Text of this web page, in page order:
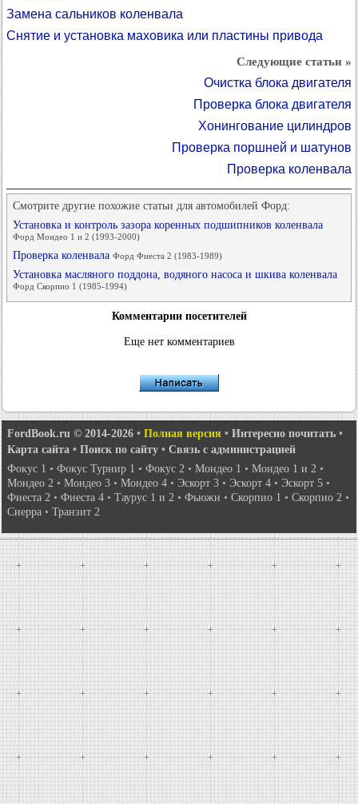
Замена сальников коленвала
Снятие и установка маховика или пластины привода
Следующие статьи »
Очистка блока двигателя
Проверка блока двигателя
Хонингование цилиндров
Проверка поршней и шатунов
Проверка коленвала
Смотрите другие похожие статьи для автомобилей Форд:
Установка и контроль зазора коренных подшипников коленвала
Форд Мондео 1 и 2 (1993-2000)
Проверка коленвала Форд Фиеста 2 (1983-1989)
Установка масляного поддона, водяного насоса и шкива коленвала
Форд Скорпио 1 (1985-1994)
Комментарии посетителей
Еще нет комментариев
FordBook.ru © 2014-2026 • Полная версия • Интересно почитать •
Карта сайта • Поиск по сайту • Связь с администрацией
Фокус 1 • Фокус Турнир 1 • Фокус 2 • Мондео 1 • Мондео 1 и 2 •
Мондео 2 • Мондео 3 • Мондео 4 • Эскорт 3 • Эскорт 4 • Эскорт 5 •
Фиеста 2 • Фиеста 4 • Таурус 1 и 2 • Фьюжн • Скорпио 1 • Скорпио 2 •
Сиерра • Транзит 2